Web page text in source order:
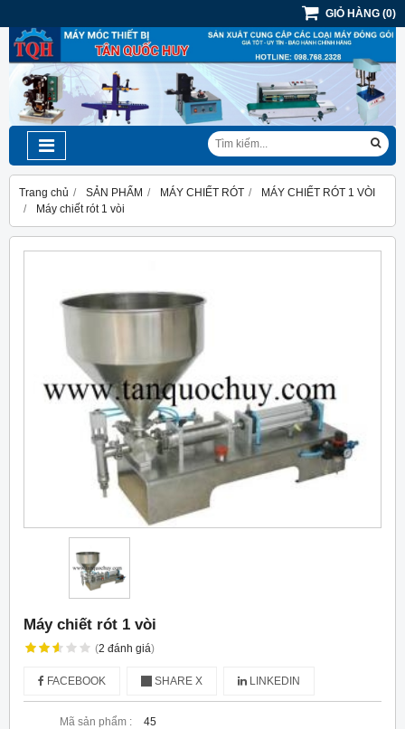
GIỎ HÀNG (0)
Trang chủ SẢN PHẨM MÁY CHIẾT RÓT
MÁY CHIẾT RÓT 1 VÒI
Máy chiết rót 1 vòi
Máy chiết rót 1 vòi
(2 đánh giá)
FACEBOOK SHARE X LINKEDIN
Mã sản phẩm :
45